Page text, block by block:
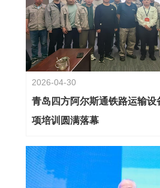
2026-04-30
青岛四方阿尔斯通铁路运输设
项培训圆满落幕